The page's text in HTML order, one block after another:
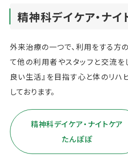
精神科デイケア・ナ
外来治療の一つで、利用をする方
て他の利用者やスタッフと交流を
良い生活』を目指す心と体のリハ
しております。
精神科デイケア・ナイトケア
たんぽぽ